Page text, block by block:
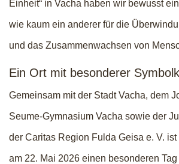
Einheit“ in Vacha haben wir bewusst
wie kaum ein anderer für die
und das Zusammenwachsen von
Ein Ort mit besonderer
Gemeinsam mit der Stadt Vacha, dem
Seume-Gymnasium Vacha sowie der
der Caritas Region Fulda Geisa e. V.
am 22. Mai 2026 einen besonderen